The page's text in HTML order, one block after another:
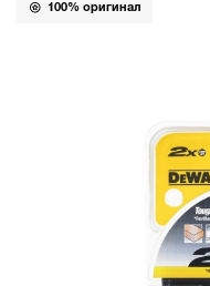
100% оригинал